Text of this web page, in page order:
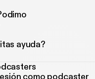
ayuda?
como podcaster